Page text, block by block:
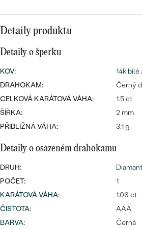
snubní
PROHLÉDNOUT
PLATINA
STŘÍBRO
S LAB-GROWN DIAMANTY
DLE STYLU
PERSONALIZOVANÉ
SYMBOLICKÉ
MINIMALISTICKÉ
PODLE PŘÍLEŽITOSTI
PODLE BARVY
LUXUSNÍ
Detaily produktu
Detaily o šperku
KOV:
14k
DRAHOKAM:
Černý
CELKOVÁ KARÁTOVÁ VÁHA:
1.5 ct
ŠÍŘKA:
2 mm
PŘIBLIŽNÁ VÁHA:
3.1 g
Detaily o osazeném drahokamu
DRUH:
Diamant
POČET:
1
KARÁTOVÁ VÁHA:
1.06 ct
ČISTOTA:
AAA
BARVA:
Černá